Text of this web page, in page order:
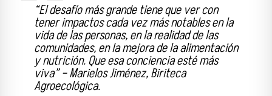
“El desafío más grande tiene que ver con
tener impactos cada vez más notables en la
vida de las personas, en la realidad de las
comunidades, en la mejora de la alimentación
y nutrición. Que esa conciencia esté más
viva” – Marielos Jiménez, Biriteca
Agroecológica.